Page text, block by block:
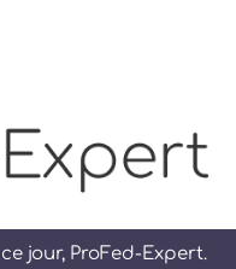
jour, ProFed-Expert.